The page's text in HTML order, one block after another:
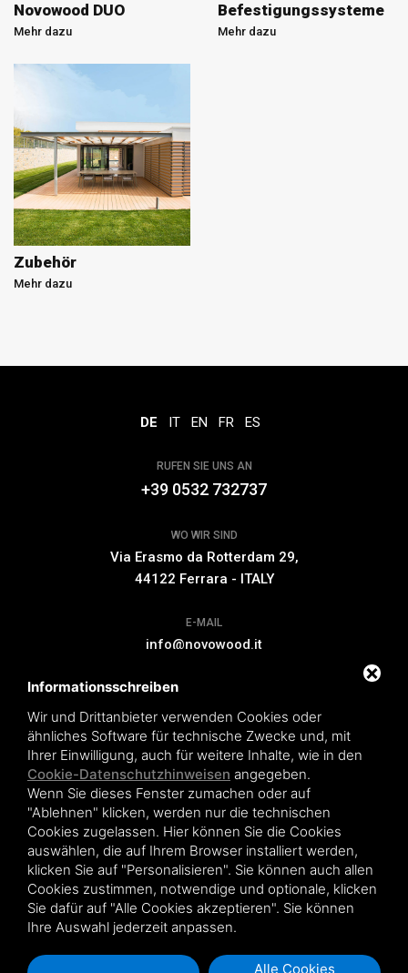
Novowood DUO
Mehr dazu
Befestigungssysteme
Mehr dazu
Zubehör
Mehr dazu
DE IT EN FR ES
RUFEN SIE UNS AN
+39 0532 732737
WO WIR SIND
Via Erasmo da Rotterdam 29,
44122 Ferrara - ITALY
E-MAIL
info@novowood.it
VERLÄNGERUNG DER GARANTIE
Novowood by Iperwood srl - Società Benefit a socio unico p.iva.
01550900383
Condiciones de venta|Privacy policy| Sitemap
Informationsschreiben
Wir und Drittanbieter verwenden Cookies oder
ähnliches Software für technische Zwecke und, mit
Ihrer Einwilligung, auch für weitere Inhalte, wie in den
Cookie-Datenschutzhinweisen angegeben.
Wenn Sie dieses Fenster zumachen oder auf
"Ablehnen" klicken, werden nur die technischen
Cookies zugelassen. Hier können Sie die Cookies
auswählen, die auf Ihrem Browser installiert werden,
klicken Sie auf "Personalisieren". Sie können auch allen
Cookies zustimmen, notwendige und optionale, klicken
Sie dafür auf "Alle Cookies akzeptieren". Sie können
Ihre Auswahl jederzeit anpassen.
Alle Cookies